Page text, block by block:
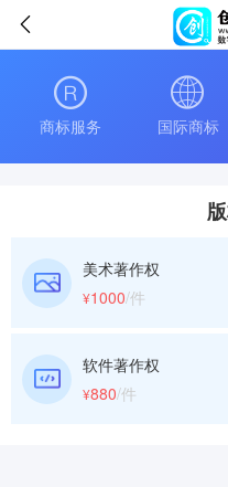
商标服务 国际商标
美术著作权
¥1000/件
软件著作权
¥880/件